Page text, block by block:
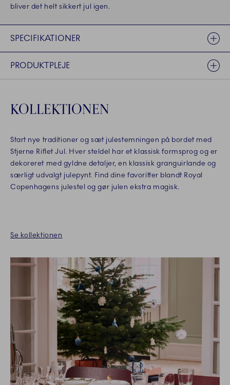
bliver det helt sikkert jul igen.
SPECIFIKATIONER
PRODUKTPLEJE
KOLLEKTIONEN
Start nye traditioner og sæt julestemningen på bordet med
Stjerne Riflet Jul. Hver steldel har et klassisk formsprog og er
dekoreret med gyldne detaljer, en klassisk granguirlande og
særligt udvalgt julepynt. Find dine favoritter blandt Royal
Copenhagens julestel og gør julen ekstra magisk.
Se kollektionen